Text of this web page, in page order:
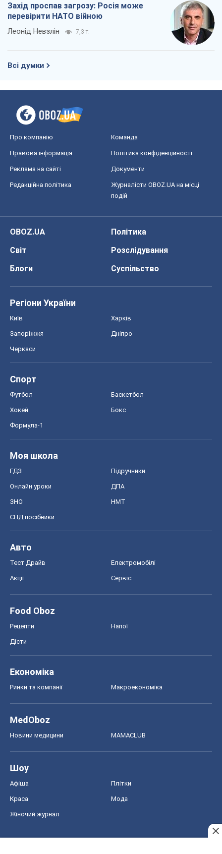
Захід проспав загрозу: Росія може
перевірити НАТО війною
Леонід Невзлін 7,3 т.
Всі думки
Про компанію Команда
Правова інформація Політика конфіденційності
Реклама на сайті Документи
Редакційна політика
Журналісти OBOZ.UA на місці
подій
OBOZ.UA
Політика
Світ
Розслідування
Блоги
Суспільство
Регіони України
Київ Харків
Запоріжжя Дніпро
Черкаси
Спорт
Футбол Баскетбол
Хокей Бокс
Формула-1
Моя школа
ГДЗ Підручники
Онлайн уроки ДПА
ЗНО НМТ
СНД посібники
Авто
Тест Драйв Електромобілі
Акції Сервіс
Food Oboz
Рецепти Напої
Дієти
Економіка
Ринки та компанії Макроекономіка
MedOboz
Новини медицини MAMACLUB
Шоу
Афіша Плітки
Краса Мода
Жіночий журнал